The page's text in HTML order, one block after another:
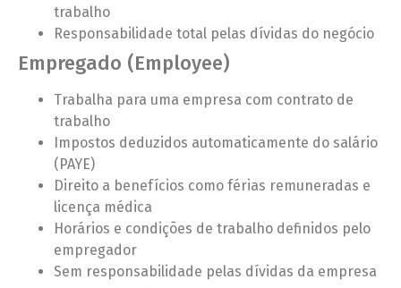
trabalho
Responsabilidade total pelas dívidas do negócio
Empregado (Employee)
Trabalha para uma empresa com contrato de
trabalho
Impostos deduzidos automaticamente do salário
(PAYE)
Direito a benefícios como férias remuneradas e
licença médica
Horários e condições de trabalho definidos pelo
empregador
Sem responsabilidade pelas dívidas da empresa